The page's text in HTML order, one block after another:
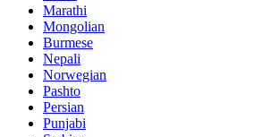
Marathi
Mongolian
Burmese
Nepali
Norwegian
Pashto
Persian
Punjabi